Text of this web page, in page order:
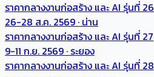
ราคากลางงานก่อสร้าง และ AI รุ่นที่ 26
26-28 ส.ค. 2569 · น่าน
ราคากลางงานก่อสร้าง และ AI รุ่นที่ 27
9-11 ก.ย. 2569 · ระยอง
ราคากลางงานก่อสร้าง และ AI รุ่นที่ 28